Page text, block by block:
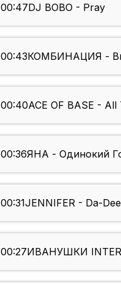
00:47DJ BOBO - Pray
00:43КОМБИНАЦИЯ -
00:40ACE OF BASE -
00:36ЯНА - Одинокий
00:31JENNIFER - Da-
00:27ИВАНУШКИ